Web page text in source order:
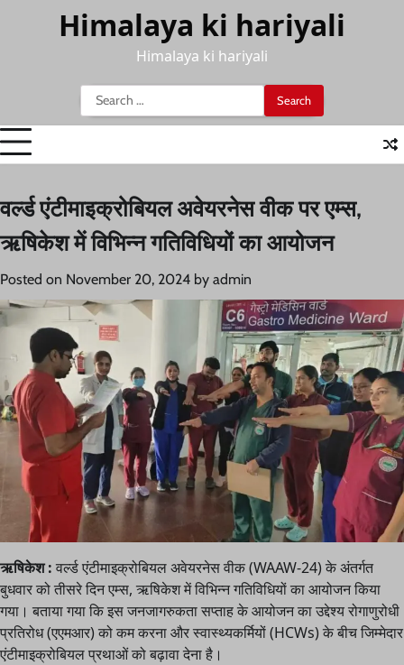
Himalaya ki hariyali
Himalaya ki hariyali
Search
for:
वर्ल्ड एंटीमाइक्रोबियल अवेयरनेस वीक पर एम्स,
ऋषिकेश में विभिन्न गतिविधियों का आयोजन
Posted on November 20, 2024 by admin
ऋषिकेश : वर्ल्ड एंटीमाइक्रोबियल अवेयरनेस वीक (WAAW-24) के अंतर्गत
बुधवार को तीसरे दिन एम्स, ऋषिकेश में विभिन्न गतिविधियों का आयोजन किया
गया। बताया गया कि इस जनजागरुकता सप्ताह के आयोजन का उद्देश्य रोगाणुरोधी
प्रतिरोध (एएमआर) को कम करना और स्वास्थ्यकर्मियों (HCWs) के बीच जिम्मेदार
एंटीमाइक्रोबियल प्रथाओं को बढ़ावा देना है।